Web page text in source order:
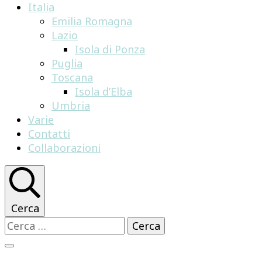
Italia
Emilia Romagna
Lazio
Isola di Ponza
Puglia
Toscana
Isola d’Elba
Umbria
Varie
Contatti
Collaborazioni
Cerca
Ricerca
per: